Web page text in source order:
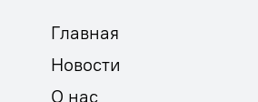
Главная
Новости
О нас